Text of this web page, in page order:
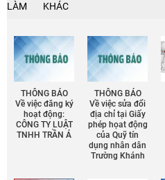
LÀM KHÁC
THÔNG BÁO
Về việc đăng ký
hoạt động:
CÔNG TY LUẬT
TNHH TRẦN Á
THÔNG BÁO
Về việc sửa đổi
địa chỉ tại Giấy
phép họat động
của Quỹ tín
dụng nhân dân
Trường Khánh